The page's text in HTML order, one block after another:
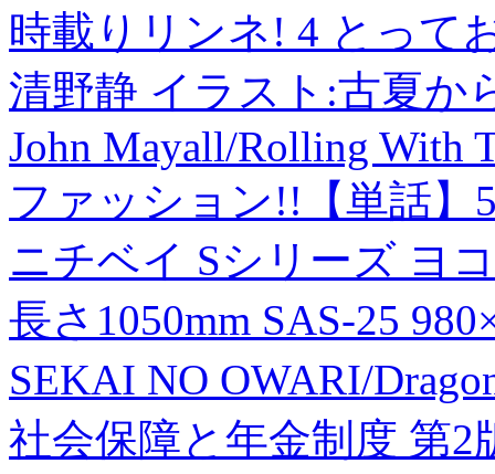
時載りリンネ! 4 とって
清野静 イラスト:古夏か
John Mayall/Rolling With
ファッション!!【単話】
ニチベイ Sシリーズ ヨ
長さ1050mm SAS-25
SEKAI NO OWARI/
社会保障と年金制度 第2